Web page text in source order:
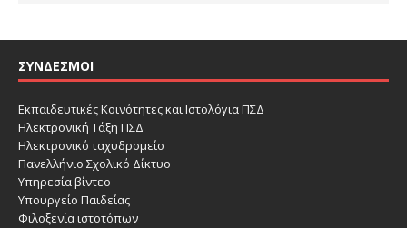
ΣΎΝΔΕΣΜΟΙ
Εκπαιδευτικές Κοινότητες και Ιστολόγια ΠΣΔ
Ηλεκτρονική Τάξη ΠΣΔ
Ηλεκτρονικό ταχυδρομείο
Πανελλήνιο Σχολικό Δίκτυο
Υπηρεσία βίντεο
Υπουργείο Παιδείας
Φιλοξενία ιστοτόπων